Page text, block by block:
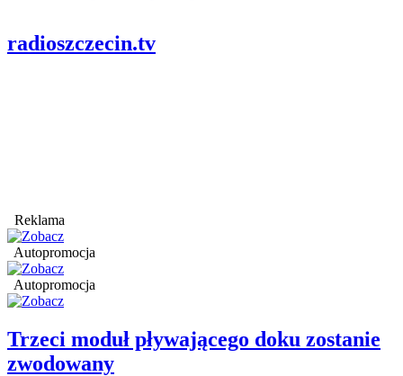
radioszczecin.tv
Reklama
Autopromocja
Autopromocja
Trzeci moduł pływającego doku zostanie
zwodowany